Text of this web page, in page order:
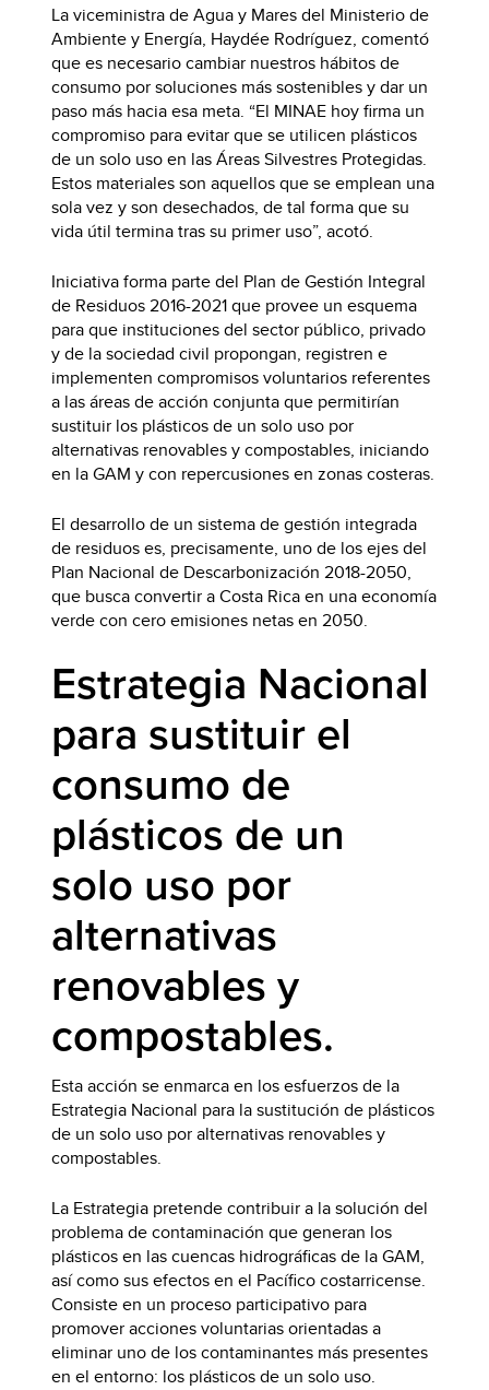
La viceministra de Agua y Mares del Ministerio de
Ambiente y Energía, Haydée Rodríguez, comentó
que es necesario cambiar nuestros hábitos de
consumo por soluciones más sostenibles y dar un
paso más hacia esa meta. “El MINAE hoy firma un
compromiso para evitar que se utilicen plásticos
de un solo uso en las Áreas Silvestres Protegidas.
Estos materiales son aquellos que se emplean una
sola vez y son desechados, de tal forma que su
vida útil termina tras su primer uso”, acotó.
Iniciativa forma parte del Plan de Gestión Integral
de Residuos 2016-2021 que provee un esquema
para que instituciones del sector público, privado
y de la sociedad civil propongan, registren e
implementen compromisos voluntarios referentes
a las áreas de acción conjunta que permitirían
sustituir los plásticos de un solo uso por
alternativas renovables y compostables, iniciando
en la GAM y con repercusiones en zonas costeras.
El desarrollo de un sistema de gestión integrada
de residuos es, precisamente, uno de los ejes del
Plan Nacional de Descarbonización 2018-2050,
que busca convertir a Costa Rica en una economía
verde con cero emisiones netas en 2050.
Estrategia Nacional
para sustituir el
consumo de
plásticos de un
solo uso por
alternativas
renovables y
compostables.
Esta acción se enmarca en los esfuerzos de la
Estrategia Nacional para la sustitución de plásticos
de un solo uso por alternativas renovables y
compostables.
La Estrategia pretende contribuir a la solución del
problema de contaminación que generan los
plásticos en las cuencas hidrográficas de la GAM,
así como sus efectos en el Pacífico costarricense.
Consiste en un proceso participativo para
promover acciones voluntarias orientadas a
eliminar uno de los contaminantes más presentes
en el entorno: los plásticos de un solo uso.